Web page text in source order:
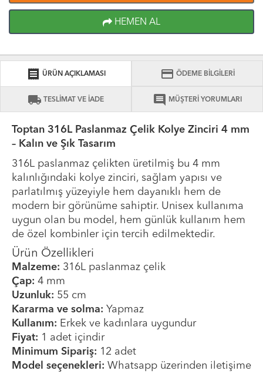
HEMEN AL
receipt ÜRÜN AÇIKLAMASI credit_card ÖDEME BİLGİLERİ
local_shipping TESLİMAT VE İADE comment MÜŞTERİ YORUMLARI
Toptan 316L Paslanmaz Çelik Kolye Zinciri 4 mm
– Kalın ve Şık Tasarım
316L paslanmaz çelikten üretilmiş bu 4 mm
kalınlığındaki kolye zinciri, sağlam yapısı ve
parlatılmış yüzeyiyle hem dayanıklı hem de
modern bir görünüme sahiptir. Unisex kullanıma
uygun olan bu model, hem günlük kullanım hem
de özel kombinler için tercih edilmektedir.
Ürün Özellikleri
Malzeme: 316L paslanmaz çelik
Çap: 4 mm
Uzunluk: 55 cm
Kararma ve solma: Yapmaz
Kullanım: Erkek ve kadınlara uygundur
Fiyat: 1 adet içindir
Minimum Sipariş: 12 adet
Model seçenekleri: Whatsapp üzerinden iletişime